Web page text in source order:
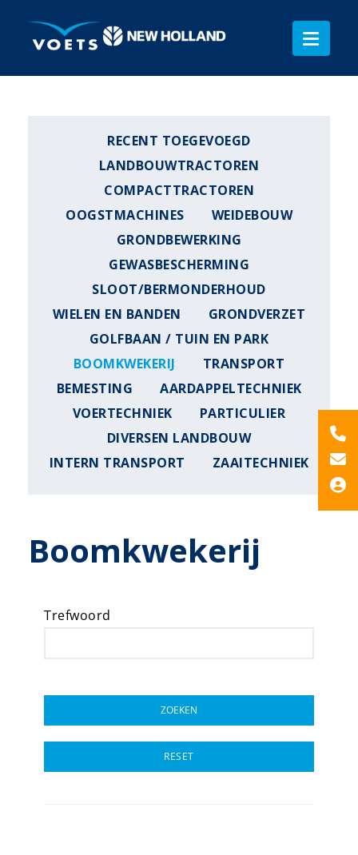
RECENT TOEGEVOEGD
LANDBOUWTRACTOREN
COMPACTTRACTOREN
OOGSTMACHINES
WEIDEBOUW
GRONDBEWERKING
GEWASBESCHERMING
SLOOT/BERMONDERHOUD
WIELEN EN BANDEN
GRONDVERZET
GOLFBAAN / TUIN EN PARK
BOOMKWEKERIJ
TRANSPORT
BEMESTING
AARDAPPELTECHNIEK
VOERTECHNIEK
PARTICULIER
DIVERSEN LANDBOUW
INTERN TRANSPORT
ZAAITECHNIEK
Boomkwekerij
Trefwoord
RESET